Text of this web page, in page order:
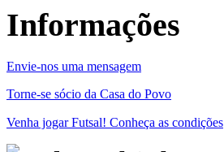
Informações
Envie-nos uma mensagem
Torne-se sócio da Casa do Povo
Venha jogar Futsal! Conheça as condições